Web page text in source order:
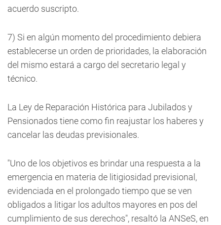
acuerdo suscripto.
7) Si en algún momento del procedimiento debiera
establecerse un orden de prioridades, la elaboración
del mismo estará a cargo del secretario legal y
técnico.
La Ley de Reparación Histórica para Jubilados y
Pensionados tiene como fin reajustar los haberes y
cancelar las deudas previsionales.
"Uno de los objetivos es brindar una respuesta a la
emergencia en materia de litigiosidad previsional,
evidenciada en el prolongado tiempo que se ven
obligados a litigar los adultos mayores en pos del
cumplimiento de sus derechos", resaltó la ANSeS, en